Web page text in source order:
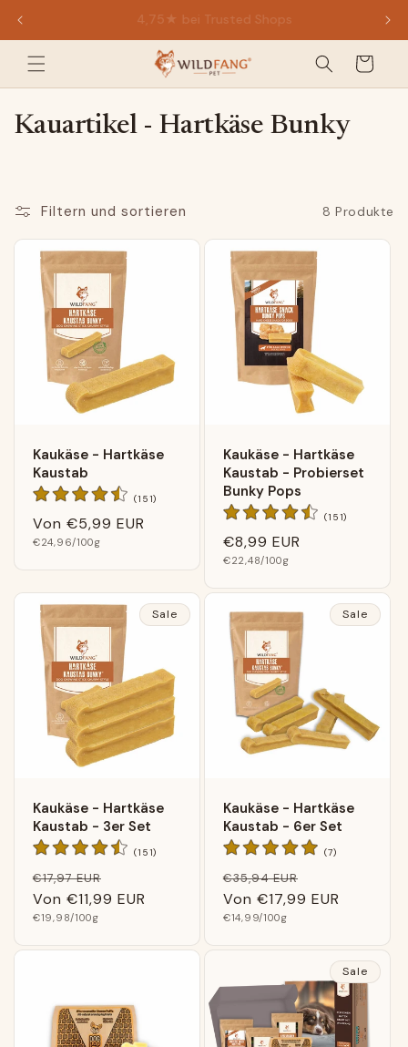
Inhalt
4,75★ bei Trusted Shops
Warenkorb
K
e
g
Kauartikel - Hartkäse Bunky
Filtern und sortieren 8 Produkte
Kaukäse - Hartkäse
Kaustab
(151)151
Normaler
Preis
Von €5,99 EUR
Grundpreis
€24,96/100g
Kaukäse - Hartkäse
Kaustab - Probierset
Bunky Pops
(151)151
Normaler
Preis
€8,99 EUR
Grundpreis
€22,48/100g
Sale
Kaukäse - Hartkäse
Kaustab - 3er Set
(151)151
Normaler
Preis
€17,97 EUR
Von €11,99 EUR
Grundpreis
€19,98/100g
Sale
Kaukäse - Hartkäse
Kaustab - 6er Set
(7)7
Normaler
Preis
€35,94 EUR
Von €17,99 EUR
Grundpreis
€14,99/100g
Sale